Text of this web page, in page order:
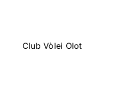
Club Vòlei Olot